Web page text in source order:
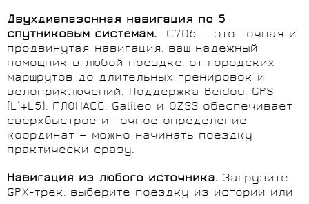
Двухдиапазонная навигация по 5
спутниковым системам. C706 — это точная и
продвинутая навигация, ваш надёжный
помощник в любой поездке, от городских
маршрутов до длительных тренировок и
велоприключений. Поддержка Beidou, GPS
(L1+L5), ГЛОНАСС, Galileo и QZSS обеспечивает
сверхбыстрое и точное определение
координат — можно начинать поездку
практически сразу.
Навигация из любого источника. Загрузите
GPX-трек, выберите поездку из истории или